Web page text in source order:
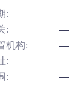
:
—
:
—
机构:
—
:
—
:
—